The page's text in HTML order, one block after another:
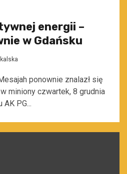
energii –
w Gdańsku
ponownie znalazł się
miniony czwartek, 8 grudnia
PG...